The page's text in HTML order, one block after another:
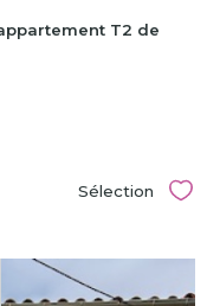
T2 de
Sélection